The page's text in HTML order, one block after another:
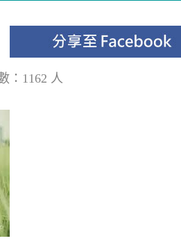
：1162 人